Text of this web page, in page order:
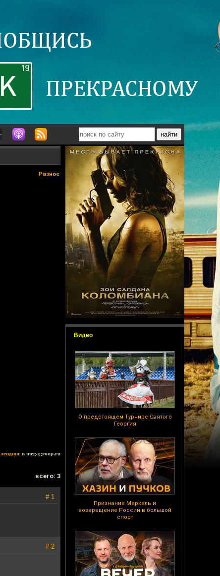
Видео
О предстоящем Турнире Святого
Георгия
Признание Меркель и
возвращение России в большой
спорт
Разное
лендинг в megagroup.ru
всего: 3
# 1
# 2